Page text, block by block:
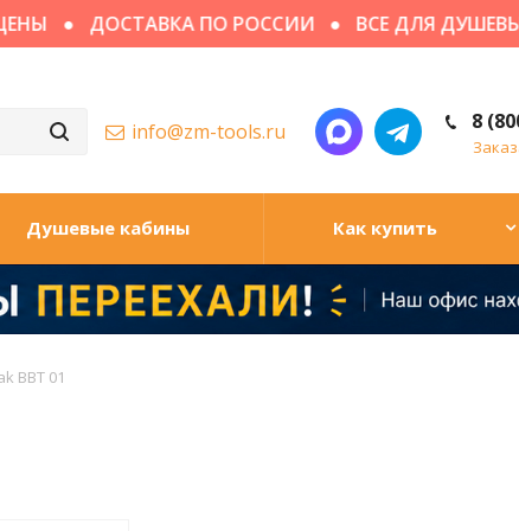
ДОСТАВКА ПО РОССИИ ВСЕ ДЛЯ
8
info@zm-tools.ru
Душевые кабины Как купить
BBT 01